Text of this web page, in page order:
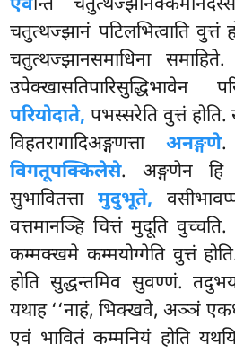
एवन्ति
चतुत्थज्झानं पटिलभित्वाति वुत्तं
चतुत्थज्झानसमाधिना
उपेक्खासतिपारिसुद्धिभावेन
परियोदाते, पभस्सरेति वुत्तं
विहतरागादिअङ्गणत्ताअनङ्गणे.
विगतूपक्किलेसे. अङ्गणेन हि
सुभावितत्तामुदुभूते,
वत्तमानञ्हि चित्तं मुदूति
कम्मक्खमे कम्मयोग्गेति वुत्तं
होति सुद्धन्तमिव सुवण्णं.
यथाह ‘‘नाहं, भिक्खवे, अञ्ञं
एवं भावितं कम्मनियं होति